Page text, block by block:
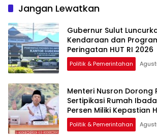
Jangan Lewatkan
Gubernur Sulut
Kendaraan dan
Peringatan HUT RI 2026
Politik & Pemerintahan
Menteri Nusron Dorong
Sertipikasi Rumah
Persen Miliki Kepastian
Politik & Pemerintahan